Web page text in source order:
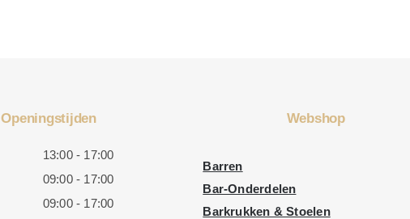
Openingstijden
13:00 - 17:00
09:00 - 17:00
09:00 - 17:00
Webshop
Barren
Bar-Onderdelen
Barkrukken & Stoelen